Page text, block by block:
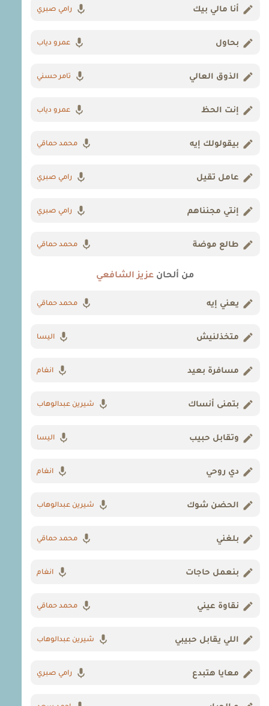
أنا مالي بيك رامي صبري
بحاول عمرو دياب
الذوق العالي تامر حسني
إنت الحظ عمرو دياب
بيقولولك إيه محمد حماقي
عامل تقيل رامي صبري
إنتي مجنناهم رامي صبري
طالع موضة محمد حماقي
من ألحان عزيز الشافعي
يعني إيه محمد حماقي
متخذلنيش اليسا
مسافرة بعيد انغام
بتمنى أنساك شيرين عبدالوهاب
وتقابل حبيب اليسا
دي روحي انغام
الحضن شوك شيرين عبدالوهاب
بلغني محمد حماقي
بنعمل حاجات انغام
نقاوة عيني محمد حماقي
اللي يقابل حبيبي شيرين عبدالوهاب
معايا هتبدع رامي صبري